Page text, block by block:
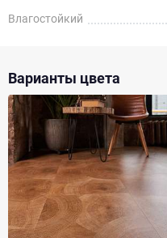
Влагостойкий
Варианты цвета